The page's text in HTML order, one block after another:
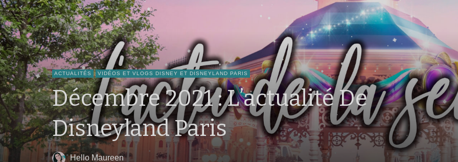
ACTUALITÉS VIDÉOS ET VLOGS DISNEY ET DISNEYLAND PARIS
Décembre 2021 : L’actualité De
Disneyland Paris
Hello Maureen